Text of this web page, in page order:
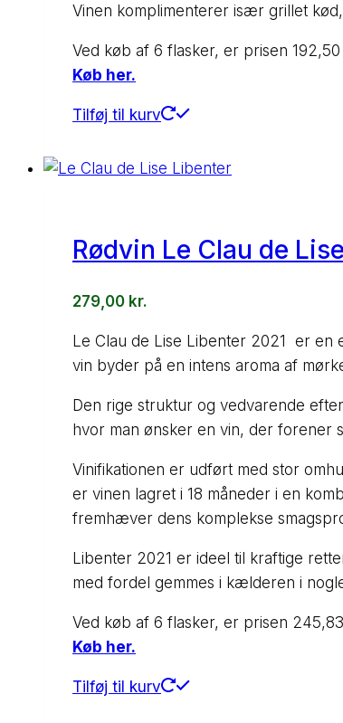
Vinen komplimenterer især grillet
Ved køb af 6 flasker, er prisen 192,50
Køb her.
Tilføj til kurv
Rødvin Le Clau de
279,00 kr.
Le Clau de Lise Libenter 2021 er
vin byder på en intens aroma af
Den rige struktur og vedvarende
hvor man ønsker en vin, der forener
Vinifikationen er udført med stor
er vinen lagret i 18 måneder i en
fremhæver dens komplekse
Libenter 2021 er ideel til kraftige
med fordel gemmes i kælderen i
Ved køb af 6 flasker, er prisen
Køb her.
Tilføj til kurv